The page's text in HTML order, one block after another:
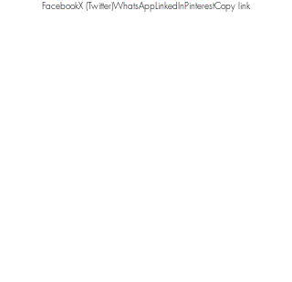
FacebookX (Twitter)WhatsAppLinkedInPinterestCopy link